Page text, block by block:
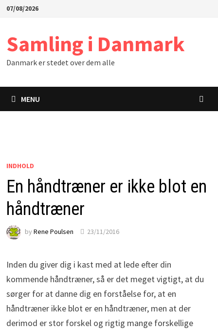
Skip07/08/2026
Samling i Danmark
Danmark er stedet over dem alle
MENU
INDHOLD
En håndtræner er ikke blot en
håndtræner
by Rene Poulsen 23/11/2016
Inden du giver dig i kast med at lede efter din
kommende håndtræner, så er det meget vigtigt, at du
sørger for at danne dig en forståelse for, at en
håndtræner ikke blot er en håndtræner, men at der
derimod er stor forskel og rigtig mange forskellige